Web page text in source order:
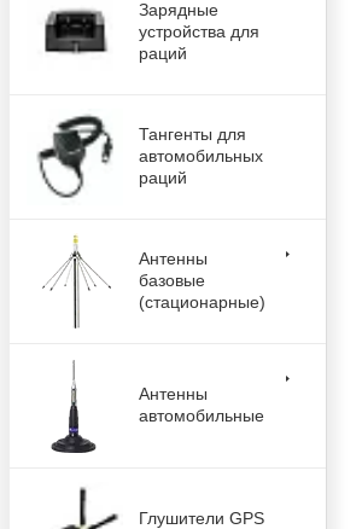
Зарядные
устройства для
раций
Тангенты для
автомобильных
раций
Антенны
базовые
(стационарные)
Антенны
автомобильные
Глушители GPS